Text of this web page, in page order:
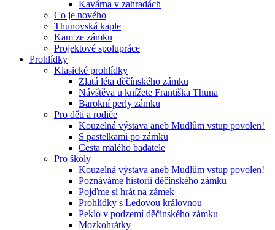
Kavárna v zahradách
Co je nového
Thunovská kaple
Kam ze zámku
Projektové spolupráce
Prohlídky
Klasické prohlídky
Zlatá léta děčínského zámku
Návštěva u knížete Františka Thuna
Barokní perly zámku
Pro děti a rodiče
Kouzelná výstava aneb Mudlům vstup povolen!
S pastelkami po zámku
Cesta malého badatele
Pro školy
Kouzelná výstava aneb Mudlům vstup povolen!
Poznáváme historii děčínského zámku
Pojďme si hrát na zámek
Prohlídky s Ledovou královnou
Peklo v podzemí děčínského zámku
Mozkohrátky